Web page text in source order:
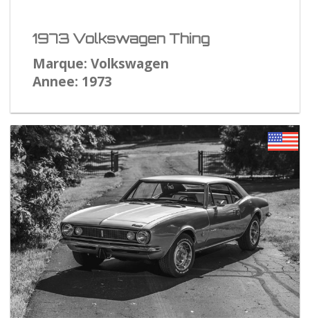
1973 Volkswagen Thing
Marque: Volkswagen
Annee: 1973